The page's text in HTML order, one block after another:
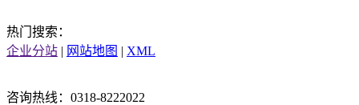
热门搜索：
企业分站 | 网站地图 | XML
咨询热线：0318-8222022